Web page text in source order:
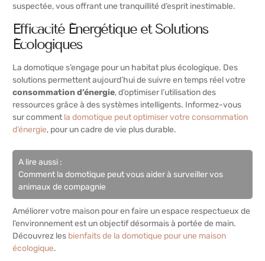
suspectée, vous offrant une tranquillité d’esprit inestimable.
Efficacité Énergétique et Solutions
Écologiques
La domotique s’engage pour un habitat plus écologique. Des
solutions permettent aujourd’hui de suivre en temps réel votre
consommation d’énergie, d’optimiser l’utilisation des
ressources grâce à des systèmes intelligents. Informez-vous
sur comment la domotique peut optimiser votre consommation
d’énergie, pour un cadre de vie plus durable.
A lire aussi :
Comment la domotique peut vous aider à surveiller vos
animaux de compagnie
Améliorer votre maison pour en faire un espace respectueux de
l’environnement est un objectif désormais à portée de main.
Découvrez les bienfaits de la domotique pour une maison
écologique.